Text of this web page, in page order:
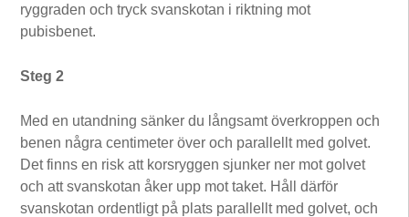
ryggraden och tryck svanskotan i riktning mot
pubisbenet.
Steg 2
Med en utandning sänker du långsamt överkroppen och
benen några centimeter över och parallellt med golvet.
Det finns en risk att korsryggen sjunker ner mot golvet
och att svanskotan åker upp mot taket. Håll därför
svanskotan ordentligt på plats parallellt med golvet, och